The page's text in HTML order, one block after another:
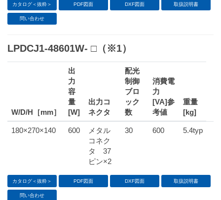
カタログ＜抜粋＞ PDF図面 DXF図面 取扱説明書
問い合わせ
LPDCJ1-48601W- □（※1）
W/D/H［mm］
出
力
容
量
[W]
出力コ
ネクタ
配光
制御
ブロ
ック
数
消費電
力
[VA]参
考値
重量
[kg]
180×270×140 600
メタル
コネク
タ 37
ピン×2
30 600 5.4typ
カタログ＜抜粋＞ PDF図面 DXF図面 取扱説明書
問い合わせ